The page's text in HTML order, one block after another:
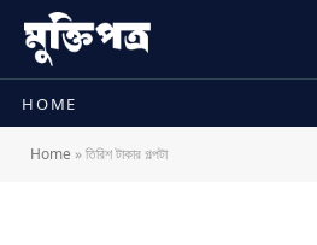
HOME
Home »তিরিশ টাকার গল্পটা